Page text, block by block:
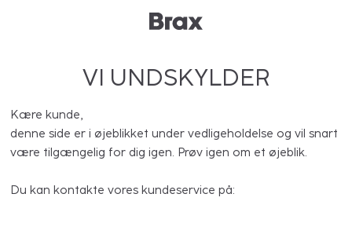
VI UNDSKYLDER
Kære kunde,
denne side er i øjeblikket under vedligeholdelse og vil snart
være tilgængelig for dig igen. Prøv igen om et øjeblik.
Du kan kontakte vores kundeservice på: